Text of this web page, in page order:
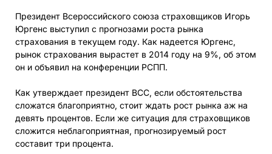
Президент Всероссийского союза страховщиков Игорь
Юргенс выступил с прогнозами роста рынка
страхования в текущем году. Как надеется Юргенс,
рынок страхования вырастет в 2014 году на 9%, об этом
он и объявил на конференции РСПП.
Как утверждает президент ВСС, если обстоятельства
сложатся благоприятно, стоит ждать рост рынка аж на
девять процентов. Если же ситуация для страховщиков
сложится неблагоприятная, прогнозируемый рост
составит три процента.